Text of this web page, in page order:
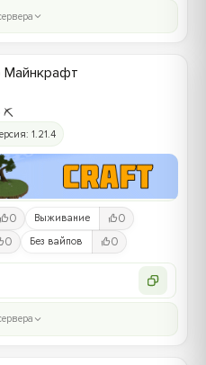
Майнкрафт
⛏️
1.21.4
0 Выживание 0
0 Без вайпов 0